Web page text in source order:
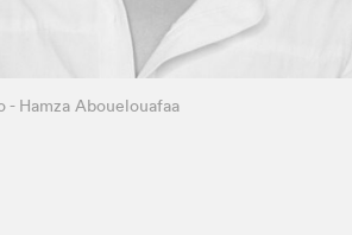
- Hamza Abouelouafaa